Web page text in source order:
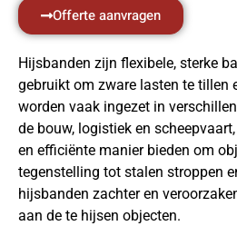
Offerte aanvragen
Hijsbanden zijn flexibele, sterke
gebruikt om zware lasten te tillen
worden vaak ingezet in
de bouw, logistiek en
en efficiënte manier bieden om
tegenstelling tot stalen stroppen
hijsbanden zachter en
aan de te hijsen objecten.